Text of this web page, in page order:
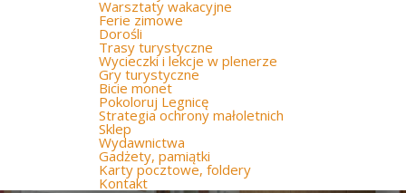
Warsztaty wakacyjne
Ferie zimowe
Dorośli
Trasy turystyczne
Wycieczki i lekcje w plenerze
Gry turystyczne
Bicie monet
Pokoloruj Legnicę
Strategia ochrony małoletnich
Sklep
Wydawnictwa
Gadżety, pamiątki
Karty pocztowe, foldery
Kontakt